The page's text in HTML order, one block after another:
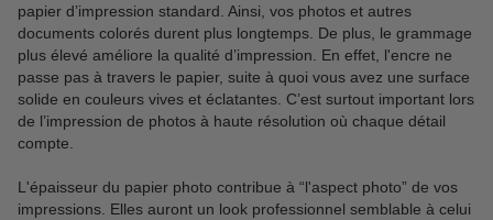
papier d’impression standard. Ainsi, vos photos et autres
documents colorés durent plus longtemps. De plus, le grammage
plus élevé améliore la qualité d’impression. En effet, l'encre ne
passe pas à travers le papier, suite à quoi vous avez une surface
solide en couleurs vives et éclatantes. C’est surtout important lors
de l’impression de photos à haute résolution où chaque détail
compte.
L'épaisseur du papier photo contribue à “l'aspect photo” de vos
impressions. Elles auront un look professionnel semblable à celui